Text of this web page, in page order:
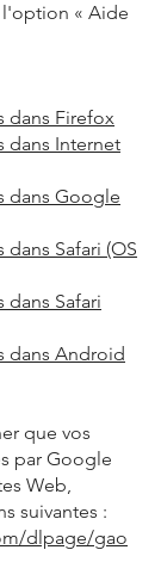
« Aide
dans Firefox
dans Internet
dans Google
Safari (OS
dans Safari
dans Android
que vos
par Google
Web,
suivantes :
dlpage/gao